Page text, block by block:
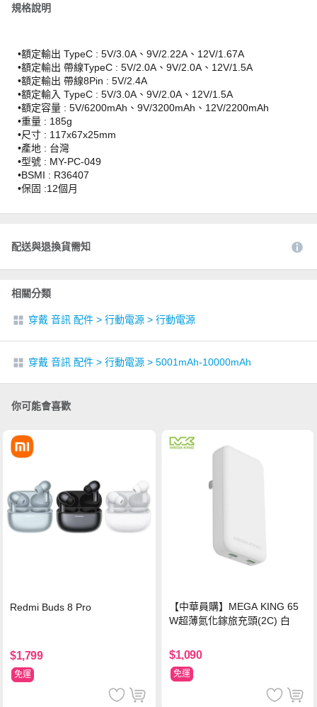
規格說明
•額定輸出 TypeC : 5V/3.0A、9V/2.22A、12V/1.67A
•額定輸出 帶線TypeC : 5V/2.0A、9V/2.0A、12V/1.5A
•額定輸出 帶線8Pin : 5V/2.4A
•額定輸入 TypeC : 5V/3.0A、9V/2.0A、12V/1.5A
•額定容量 : 5V/6200mAh、9V/3200mAh、12V/2200mAh
•重量 : 185g
•尺寸 : 117x67x25mm
•產地 : 台灣
•型號 : MY-PC-049
•BSMI : R36407
•保固 :12個月
配送與退換貨需知
相關分類
穿戴 音訊 配件 > 行動電源 > 行動電源
穿戴 音訊 配件 > 行動電源 > 5001mAh-10000mAh
你可能會喜歡
Redmi Buds 8 Pro
$1,799
免運
【中華員購】MEGA KING 65
W超薄氮化鎵旅充頭(2C) 白
$1,090
免運